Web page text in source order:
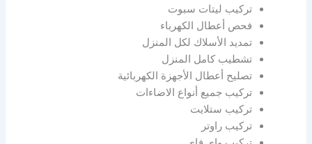
تركيب ليتات سبوت
فحص أعطال الكهرباء
تمديد الأسلاك لكل المنزل
تشطيب كامل المنزل
تصليح أعطال الأجهزة الكهربائية
تركيب جميع أنواع الاضاءات
تركيب ستلايت
تركيب راوتر